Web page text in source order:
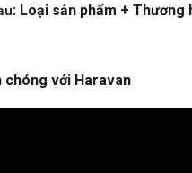
Loại sản phẩm + Thương
chóng với Haravan